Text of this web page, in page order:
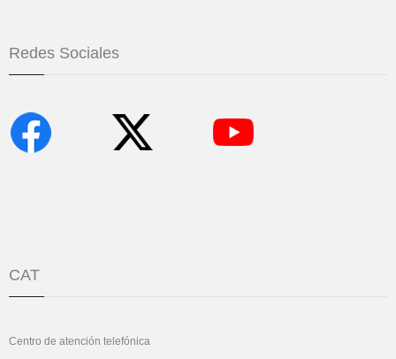
Redes Sociales
CAT
Centro de atención telefónica